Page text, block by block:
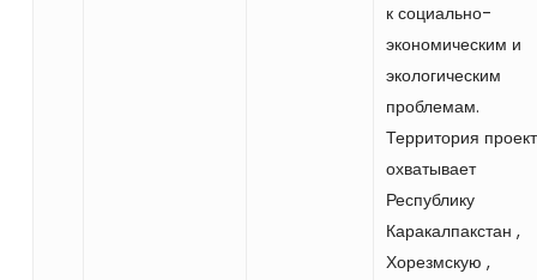
к социально-
экономическим и
экологическим
проблемам.
Территория
охватывает
Республику
Каракалпакстан ,
Хорезмскую ,